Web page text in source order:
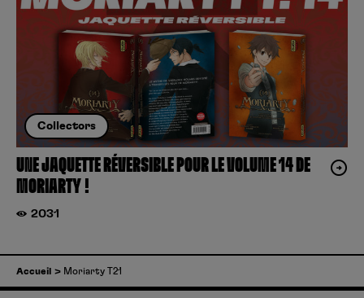
Collectors
UNE JAQUETTE RÉVERSIBLE POUR LE VOLUME 14 DE
MORIARTY !
2031
Accueil Moriarty T21